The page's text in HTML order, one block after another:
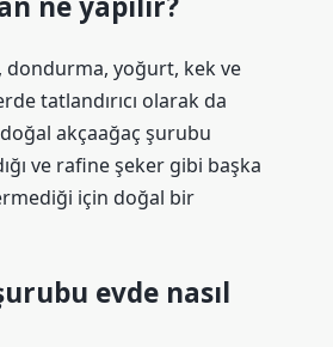
dondurma, yoğurt, kek ve
tatlandırıcı olarak da
akçaağaç şurubu
ve rafine şeker gibi başka
için doğal bir
evde nasıl